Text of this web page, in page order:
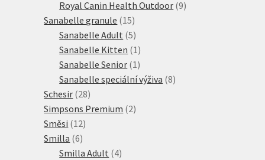
produktů
Royal Canin Health Outdoor 99
Sanabelle granule 1515
produktů
Sanabelle Adult 55
produktů
Sanabelle Kitten 1 1
produkt
Sanabelle Senior 1 1
produkt
Sanabelle speciální výživa 88
Schesir 2828
produktů
Simpsons Premium 22
Směsi 1212
Smilla 66
produktů
Smilla Adult 44